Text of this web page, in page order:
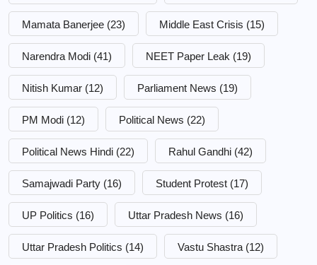
Mamata Banerjee (23) Middle East Crisis (15)
Narendra Modi (41) NEET Paper Leak (19)
Nitish Kumar (12) Parliament News (19)
PM Modi (12) Political News (22)
Political News Hindi (22) Rahul Gandhi (42)
Samajwadi Party (16) Student Protest (17)
UP Politics (16) Uttar Pradesh News (16)
Uttar Pradesh Politics (14) Vastu Shastra (12)